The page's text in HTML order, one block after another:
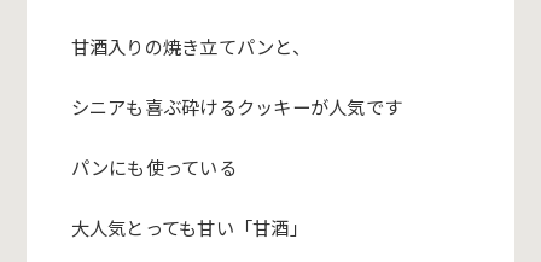
甘酒入りの焼き立てパンと、
シニアも喜ぶ砕けるクッキーが人気です
パンにも使っている
大人気とっても甘い「甘酒」